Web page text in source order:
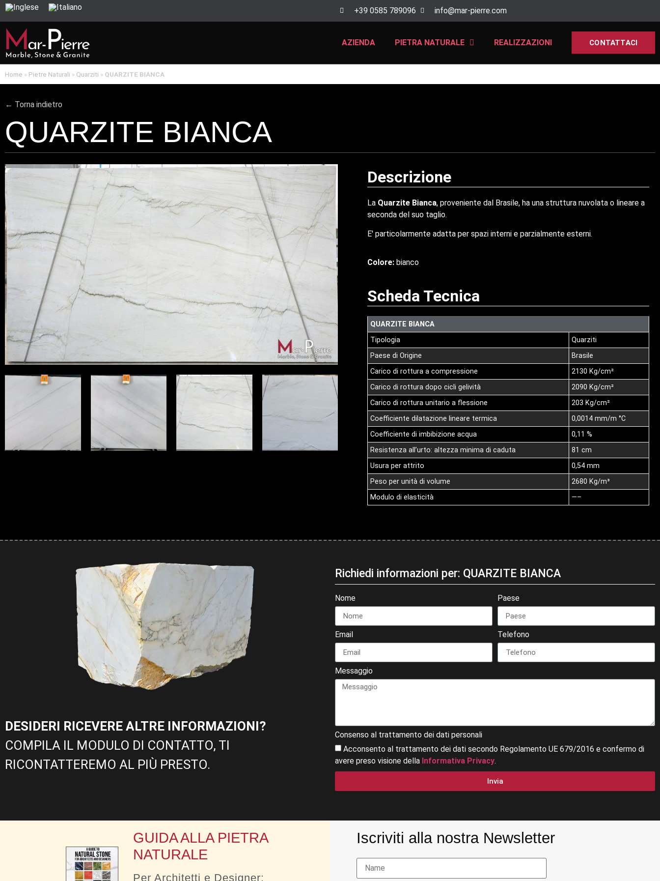
+39 0585 789096 info@mar-pierre.com
AZIENDA PIETRA NATURALE REALIZZAZIONI CONTATTACI
Home » Pietre Naturali » Quarziti » QUARZITE BIANCA
← Torna indietro
QUARZITE BIANCA
Descrizione
La Quarzite Bianca, proveniente dal Brasile, ha una struttura nuvolata o lineare a
seconda del suo taglio.
E' particolarmente adatta per spazi interni e parzialmente esterni.
Colore: bianco
Scheda Tecnica
QUARZITE BIANCA
Tipologia
Quarziti
Paese di Origine
Brasile
Carico di rottura a compressione
2130 Kg/cm²
Carico di rottura dopo cicli gelività
2090 Kg/cm²
Carico di rottura unitario a flessione
203 Kg/cm²
Coefficiente dilatazione lineare termica
0,0014 mm/m °C
Coefficiente di imbibizione acqua
0,11 %
Resistenza all’urto: altezza minima di caduta
81 cm
Usura per attrito
0,54 mm
Peso per unità di volume
2680 Kg/m³
Modulo di elasticità
—–
DESIDERI RICEVERE ALTRE INFORMAZIONI?
COMPILA IL MODULO DI CONTATTO, TI
RICONTATTEREMO AL PIÙ PRESTO.
Richiedi informazioni per: QUARZITE BIANCA
Nome Paese
Email Telefono
Messaggio
Consenso al trattamento dei dati personali
Acconsento al trattamento dei dati secondo Regolamento UE 679/2016 e confermo di
avere preso visione della Informativa Privacy.
Invia
GUIDA ALLA PIETRA
NATURALE
Per Architetti e Designer:
Iscriviti alla nostra Newsletter